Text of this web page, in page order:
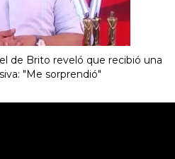
de Brito reveló que recibió una
"Me sorprendió"